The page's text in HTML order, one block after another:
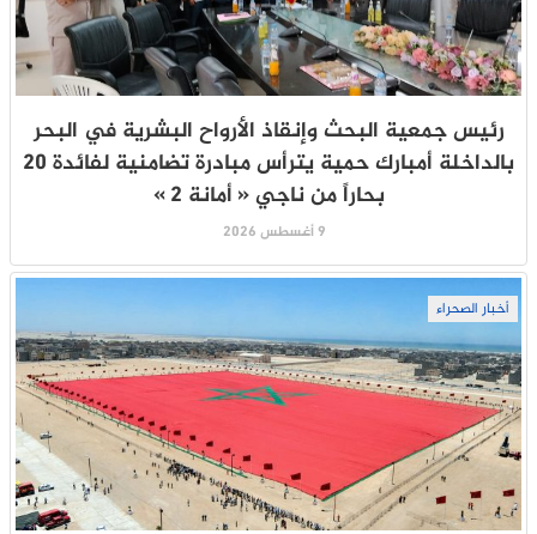
رئيس جمعية البحث وإنقاذ الأرواح البشرية في البحر
بالداخلة أمبارك حمية يترأس مبادرة تضامنية لفائدة 20
بحاراً من ناجي « أمانة 2 »
9 أغسطس 2026
أخبار الصحراء